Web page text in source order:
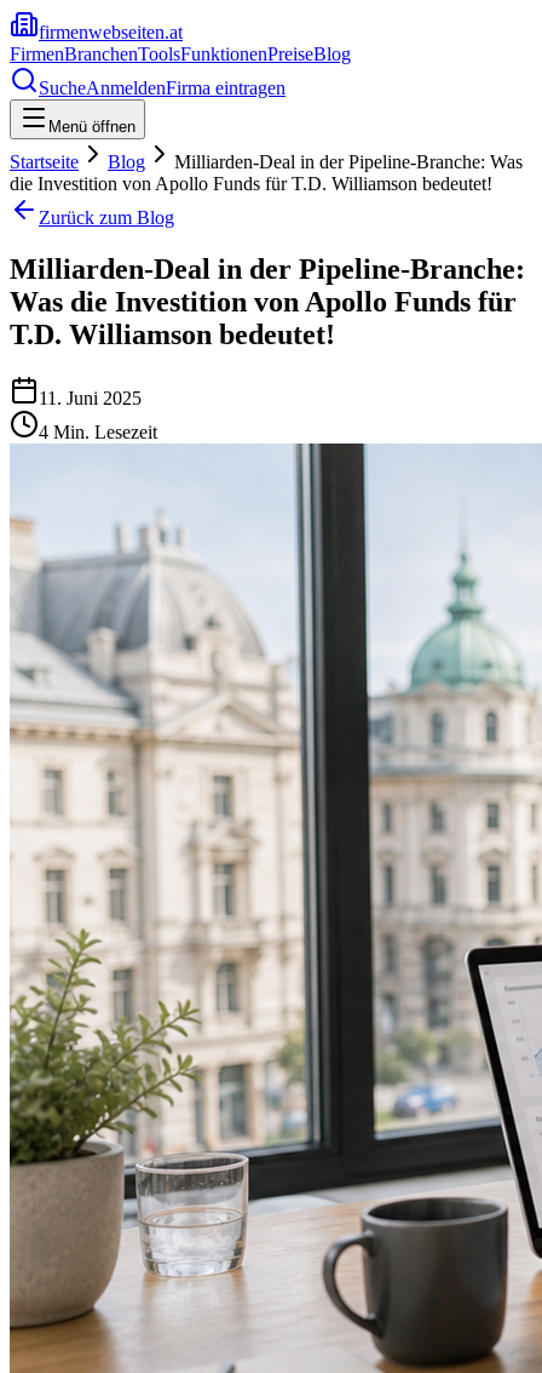
firmenwebseiten.at
FirmenBranchenToolsFunktionenPreiseBlog
SucheAnmeldenFirma eintragen
Menü öffnen
Startseite Blog
Milliarden-Deal in der Pipeline-Branche: Was
die Investition von Apollo Funds für T.D. Williamson bedeutet!
Zurück zum Blog
Milliarden-Deal in der Pipeline-Branche:
Was die Investition von Apollo Funds für
T.D. Williamson bedeutet!
11. Juni 2025
4 Min. Lesezeit